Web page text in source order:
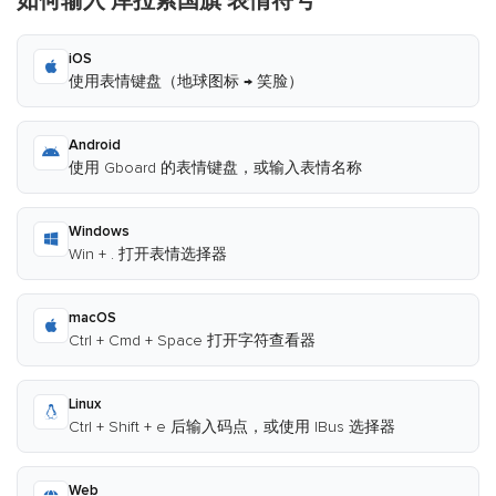
iOS
使用表情键盘（地球图标 → 笑脸）
Android
使用 Gboard 的表情键盘，或输入表情名称
Windows
Win + . 打开表情选择器
macOS
Ctrl + Cmd + Space 打开字符查看器
Linux
Ctrl + Shift + e 后输入码点，或使用 IBus 选择器
Web